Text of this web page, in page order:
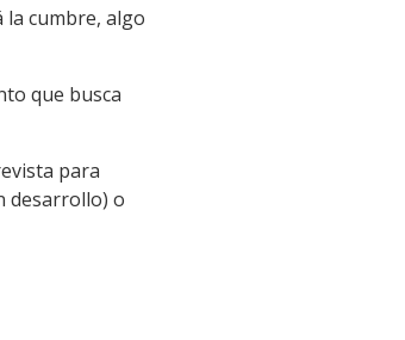
la cumbre, algo
que busca
para
desarrollo) o